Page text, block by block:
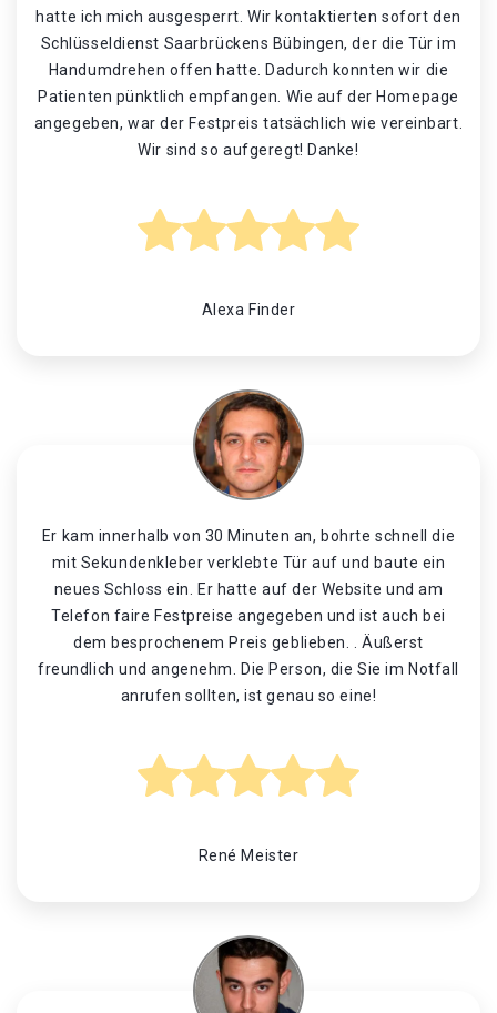
hatte ich mich ausgesperrt. Wir kontaktierten sofort den
Schlüsseldienst Saarbrückens Bübingen, der die Tür im
Handumdrehen offen hatte. Dadurch konnten wir die
Patienten pünktlich empfangen. Wie auf der Homepage
angegeben, war der Festpreis tatsächlich wie vereinbart.
Wir sind so aufgeregt! Danke!
Alexa Finder
Er kam innerhalb von 30 Minuten an, bohrte schnell die
mit Sekundenkleber verklebte Tür auf und baute ein
neues Schloss ein. Er hatte auf der Website und am
Telefon faire Festpreise angegeben und ist auch bei
dem besprochenem Preis geblieben. . Äußerst
freundlich und angenehm. Die Person, die Sie im Notfall
anrufen sollten, ist genau so eine!
René Meister